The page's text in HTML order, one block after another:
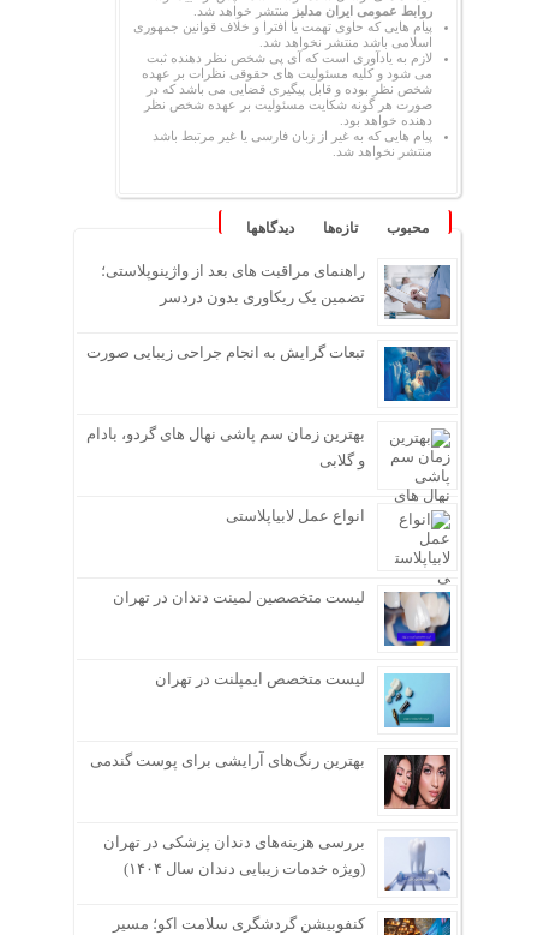
روابط عمومی ایران مدلبز منتشر خواهد شد.
پیام هایی که حاوی تهمت یا افترا و خلاف قوانین جمهوری
اسلامی باشد منتشر نخواهد شد.
لازم به یادآوری است که آی پی شخص نظر دهنده ثبت
می شود و کلیه مسئولیت های حقوقی نظرات بر عهده
شخص نظر بوده و قابل پیگیری قضایی می باشد که در
صورت هر گونه شکایت مسئولیت بر عهده شخص نظر
دهنده خواهد بود.
پیام هایی که به غیر از زبان فارسی یا غیر مرتبط باشد
منتشر نخواهد شد.
محبوب تازه‌ها دیدگاهها
راهنمای مراقبت های بعد از واژینوپلاستی؛
تضمین یک ریکاوری بدون دردسر
تبعات گرایش به انجام جراحی زیبایی صورت
بهترین زمان سم پاشی نهال های گردو، بادام
و گلابی
انواع عمل لابیاپلاستی
لیست متخصصین لمینت دندان در تهران
لیست متخصص ایمپلنت در تهران
بهترین رنگ‌های آرایشی برای پوست گندمی
بررسی هزینه‌های دندان پزشکی در تهران
(ویژه خدمات زیبایی دندان سال ۱۴۰۴)
کنفوبیشن گردشگری سلامت اکو؛ مسیر